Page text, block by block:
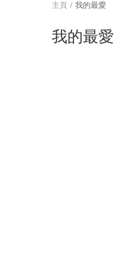
主頁 我的最愛
我的最愛